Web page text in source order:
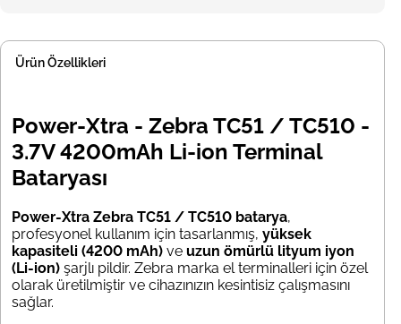
Ürün Özellikleri
Power-Xtra - Zebra TC51 / TC510 -
3.7V 4200mAh Li-ion Terminal
Bataryası
Power-Xtra Zebra TC51 / TC510 batarya,
profesyonel kullanım için tasarlanmış, yüksek
kapasiteli (4200 mAh) ve uzun ömürlü lityum iyon
(Li-ion) şarjlı pildir. Zebra marka el terminalleri için özel
olarak üretilmiştir ve cihazınızın kesintisiz çalışmasını
sağlar.